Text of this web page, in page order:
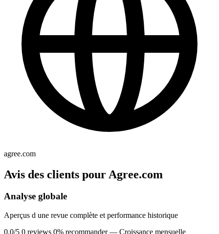
agree.com
Avis des clients pour Agree.com
Analyse globale
Aperçus d une revue complète et performance historique
0.0/5 0 reviews 0% recommander — Croissance mensuelle